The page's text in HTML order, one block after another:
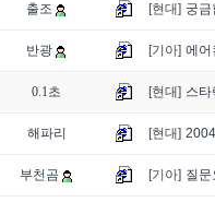
출조 [현대] 궁
반광 [기아] 에어
0.1초 [현대] 스
해파리 [현대]
부천곰 [기아] 질문